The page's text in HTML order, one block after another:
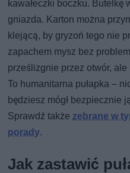
kawałeczki boczku.
gniazda. Karton można
klejącą, by gryzoń tego nie
zapachem mysz bez
prześlizgnie przez otwór,
To humanitarna pułapka –
będziesz mógł bezpiecznie
Sprawdź także zebrane w
porady.
Jak zastawić